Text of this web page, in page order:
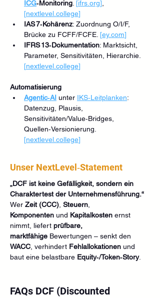
ICG‑Monitoring [ifrs.org]
[nextlevel.college]
IAS 7‑Kohärenz: Zuordnung O/I/F,
Brücke zu FCFF/FCFE. [ey.com]
IFRS 13‑Dokumentation: Marktsicht,
Parameter, Sensitivitäten, Hierarchie.
[nextlevel.college]
Automatisierung
Agentic‑AI unter IKS‑Leitplanken:
Datenzug, Plausis,
Sensitivitäten/Value‑Bridges,
Quellen‑Versionierung.
[nextlevel.college]
Unser NextLevel‑Statement
„DCF ist keine Gefälligkeit, sondern ein
Charaktertest der Unternehmensführung.“
Wer Zeit (CCC) Steuern
Komponenten und Kapitalkosten ernst
nimmt, liefert prüfbare,
marktfähige Bewertungen – senkt den
WACC , verhindert Fehlallokationen und
baut eine belastbare Equity‑/Token‑Story.
FAQs DCF (Discounted